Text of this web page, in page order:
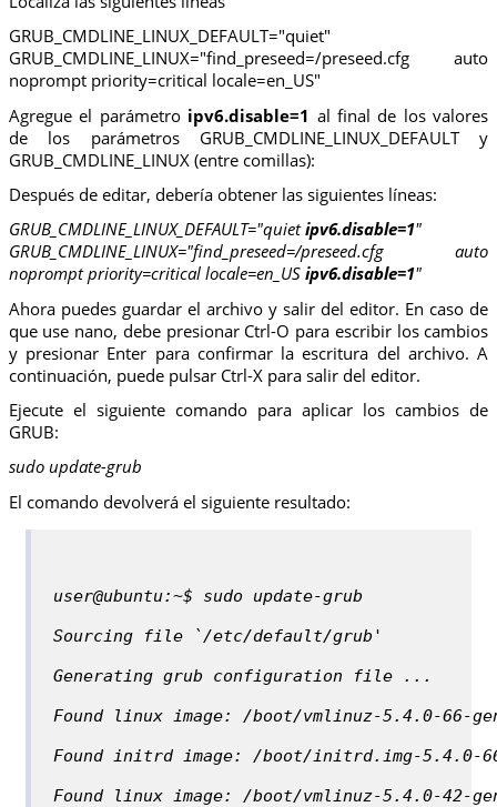
GRUB_CMDLINE_LINUX_DEFAULT="quiet"
GRUB_CMDLINE_LINUX="find_preseed=/preseed.cfg auto
noprompt priority=critical locale=en_US"
Agregue el parámetro ipv6.disable=1 al final de los valores
de los parámetros GRUB_CMDLINE_LINUX_DEFAULT y
GRUB_CMDLINE_LINUX (entre comillas):
Después de editar, debería obtener las siguientes líneas:
GRUB_CMDLINE_LINUX_DEFAULT="quietipv6.disable=1"
GRUB_CMDLINE_LINUX="find_preseed=/preseed.cfg auto
noprompt priority=critical locale=en_US ipv6.disable=1"
Ahora puedes guardar el archivo y salir del editor. En caso de
que use nano, debe presionar Ctrl-O para escribir los cambios
y presionar Enter para confirmar la escritura del archivo. A
continuación, puede pulsar Ctrl-X para salir del editor.
Ejecute el siguiente comando para aplicar los cambios de
GRUB:
sudo update-grub
El comando devolverá el siguiente resultado:
user@ubuntu:~$ sudo update-grub
Sourcing file `/etc/default/grub'
Generating grub configuration file ...
Found linux image: /boot/vmlinuz-5.4.0-66-
Found initrd image: /boot/initrd.img-5.4.0-
Found linux image: /boot/vmlinuz-5.4.0-42-